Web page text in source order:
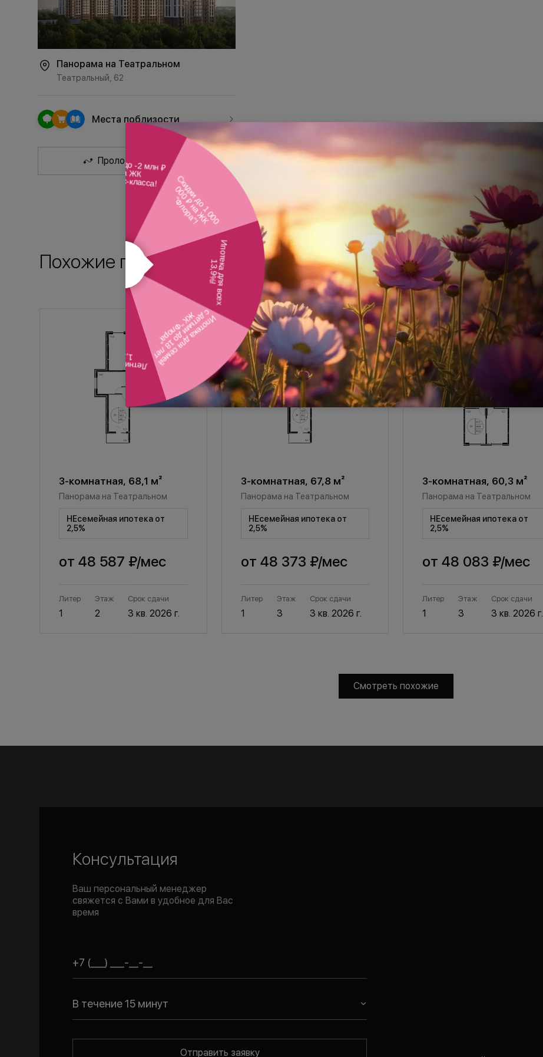
Панорама на Театральном
Театральный, 62
Места поблизости
Проложить маршрут
Похожие планировки
3-комнатная, 68,1 м²
Панорама на Театральном
НЕсемейная ипотека от
2,5%
от48 587 ₽/мес
Литер
1
Этаж
2
Срок сдачи
3 кв. 2026 г.
3-комнатная, 67,8 м²
Панорама на Театральном
НЕсемейная ипотека от
2,5%
от 48 373 ₽/мес
Литер
1
Этаж
3
Срок сдачи
3 кв. 2026 г.
3-комнатная, 60,3 м²
Панорама на Театральном
НЕсемейная ипотека от
2,5%
от 48 083 ₽/мес
Литер
1
Этаж
3
Срок сдачи
3 кв. 2026 г.
Смотреть похожие
Консультация
Ваш персональный менеджер
свяжется с Вами в удобное для Вас
время
В течение 15 минут
Отправить заявку